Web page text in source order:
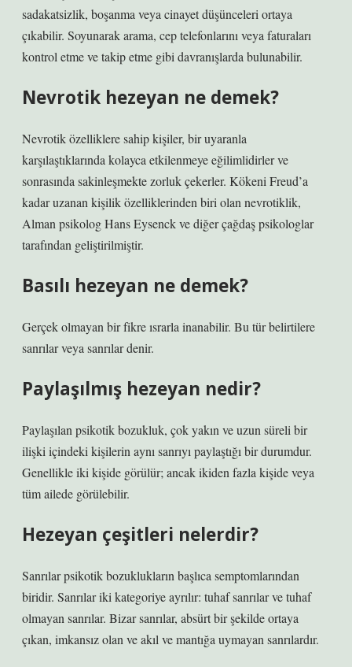
sadakatsizlik, boşanma veya cinayet düşünceleri ortaya
çıkabilir. Soyunarak arama, cep telefonlarını veya faturaları
kontrol etme ve takip etme gibi davranışlarda bulunabilir.
Nevrotik hezeyan ne demek?
Nevrotik özelliklere sahip kişiler, bir uyaranla
karşılaştıklarında kolayca etkilenmeye eğilimlidirler ve
sonrasında sakinleşmekte zorluk çekerler. Kökeni Freud’a
kadar uzanan kişilik özelliklerinden biri olan nevrotiklik,
Alman psikolog Hans Eysenck ve diğer çağdaş psikologlar
tarafından geliştirilmiştir.
Basılı hezeyan ne demek?
Gerçek olmayan bir fikre ısrarla inanabilir. Bu tür belirtilere
sanrılar veya sanrılar denir.
Paylaşılmış hezeyan nedir?
Paylaşılan psikotik bozukluk, çok yakın ve uzun süreli bir
ilişki içindeki kişilerin aynı sanrıyı paylaştığı bir durumdur.
Genellikle iki kişide görülür; ancak ikiden fazla kişide veya
tüm ailede görülebilir.
Hezeyan çeşitleri nelerdir?
Sanrılar psikotik bozuklukların başlıca semptomlarından
biridir. Sanrılar iki kategoriye ayrılır: tuhaf sanrılar ve tuhaf
olmayan sanrılar. Bizar sanrılar, absürt bir şekilde ortaya
çıkan, imkansız olan ve akıl ve mantığa uymayan sanrılardır.